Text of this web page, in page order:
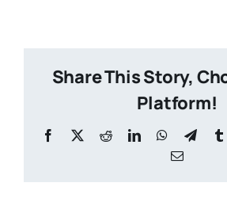
Share This Story,
Platform!
Facebook
X RedditLinkedInWhatsApp
Email